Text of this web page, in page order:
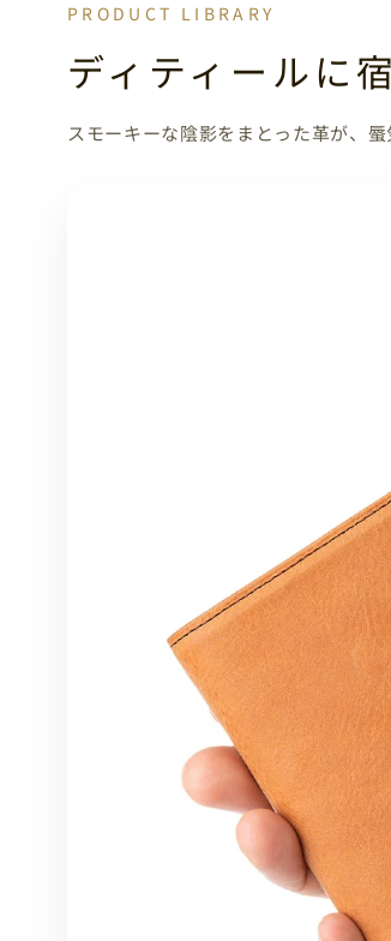
PRODUCT LIBRARY
ディティールに
スモーキーな陰影をまとった革が、